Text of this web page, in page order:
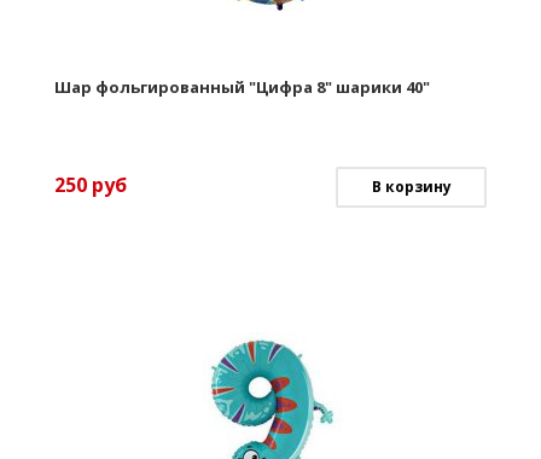
Шар фольгированный "Цифра 8" шарики 40"
250 руб В корзину